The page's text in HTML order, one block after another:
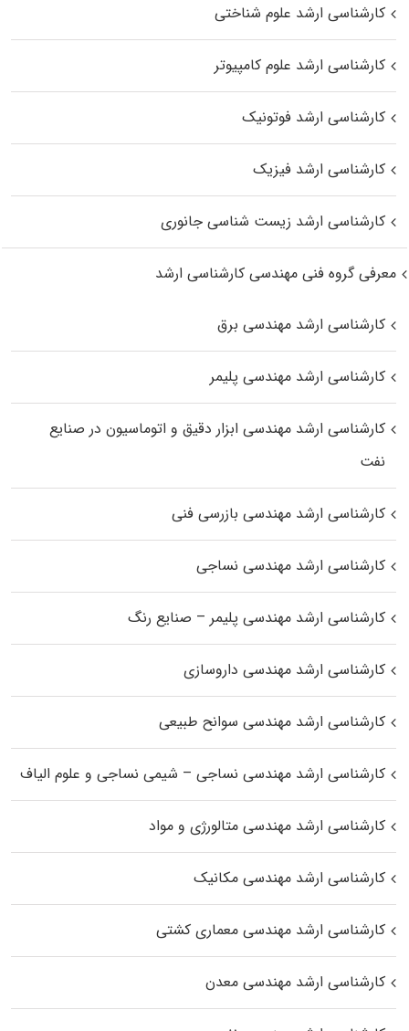
کارشناسی ارشد علوم شناختی
کارشناسی ارشد علوم کامپیوتر
کارشناسی ارشد فوتونیک
کارشناسی ارشد فیزیک
کارشناسی ارشد زیست‌ شناسی جانوری
معرفی گروه فنی مهندسی کارشناسی ارشد
کارشناسی ارشد مهندسی برق
کارشناسی ارشد مهندسی پلیمر
کارشناسی ارشد مهندسی ابزار دقیق و اتوماسیون در صنایع
نفت
کارشناسی ارشد مهندسی بازرسی فنی
کارشناسی ارشد مهندسی نساجی
کارشناسی ارشد مهندسی پلیمر – صنایع رنگ
کارشناسی ارشد مهندسی داروسازی
کارشناسی ارشد مهندسی سوانح طبیعی
کارشناسی ارشد مهندسی نساجی – شیمی نساجی و علوم الیاف
کارشناسی ارشد مهندسی متالورژی و مواد
کارشناسی ارشد مهندسی مکانیک
کارشناسی ارشد مهندسی معماری کشتی
کارشناسی ارشد مهندسی معدن